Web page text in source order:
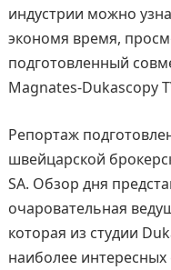
индустрии можно
экономя время,
подготовленный
Magnates-Dukascopy
Репортаж
швейцарской
SA. Обзор дня
очаровательная
которая из студии
наиболее